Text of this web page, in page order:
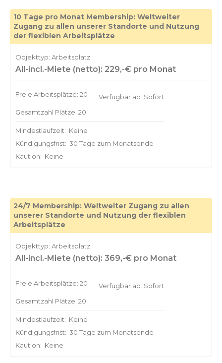
10 Tage pro Monat Membership: Weltweiter
Zugang zu allen unserer Standorte und Nutzung
der flexiblen Arbeitsplätze
Objekttyp: Arbeitsplatz
All-incl.-Miete (netto): 229,-€ pro Monat
Freie Arbeitsplätze: 20
Gesamtzahl Plätze: 20
Verfügbar ab: Sofort
Mindestlaufzeit: Keine
Kündigungsfrist: 30 Tage zum Monatsende
Kaution: Keine
24/7 Membership: Weltweiter Zugang zu allen
unserer Standorte und Nutzung der flexiblen
Arbeitsplätze
Objekttyp: Arbeitsplatz
All-incl.-Miete (netto): 369,-€ pro Monat
Freie Arbeitsplätze: 20
Gesamtzahl Plätze: 20
Verfügbar ab: Sofort
Mindestlaufzeit: Keine
Kündigungsfrist: 30 Tage zum Monatsende
Kaution: Keine